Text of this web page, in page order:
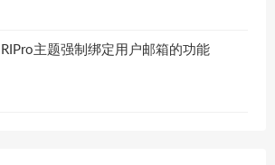
RIPro主题强制绑定用户邮箱的功能